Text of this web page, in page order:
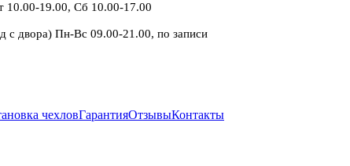
10.00-19.00, Сб 10.00-17.00
с двора) Пн-Вс 09.00-21.00, по записи
чехловГарантияОтзывыКонтакты